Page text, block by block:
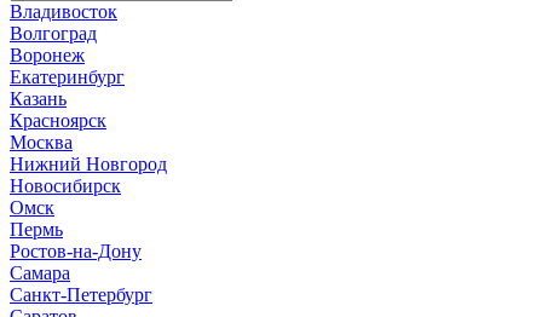
Владивосток
Волгоград
Воронеж
Екатеринбург
Казань
Красноярск
Москва
Нижний Новгород
Новосибирск
Омск
Пермь
Ростов-на-Дону
Самара
Санкт-Петербург